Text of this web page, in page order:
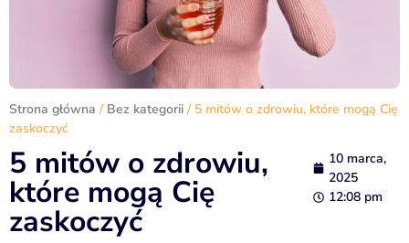
Strona główna / Bez kategorii / 5 mitów o zdrowiu, które mogą Cię
zaskoczyć
5 mitów o zdrowiu,
które mogą Cię
zaskoczyć
10 marca,
2025
12:08 pm